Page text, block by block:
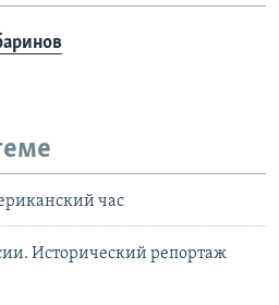
час
Исторический репортаж